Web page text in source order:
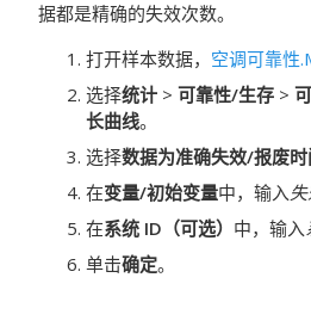
据都是精确的失效次数。
打开样本数据， 空调可靠性
选择统计 > 可靠性/生存 >
长曲线。
选择数据为准确失效/报废
在变量/初始变量中，输入
在系统 ID （可选） 中，输入
单击确定。